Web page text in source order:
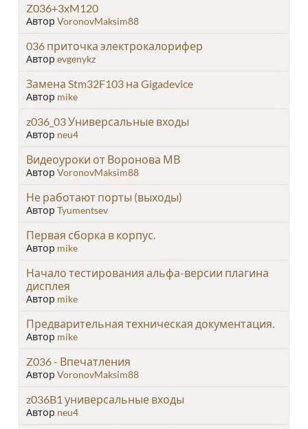
Z036+3xM120
Автор VoronovMaksim88
036 приточка электрокалорифер
Автор evgenykz
Замена Stm32F103 на Gigadevice
Автор mike
z036_03 Универсальные входы
Автор neu4
Видеоуроки от Воронова МВ
Автор VoronovMaksim88
Не работают порты (выходы)
Автор Tyumentsev
Первая сборка в корпус.
Автор mike
Начало тестирования альфа-версии плагина
дисплея
Автор mike
Предварительная техническая документация.
Автор mike
Z036 - Впечатления
Автор VoronovMaksim88
z036B1 универсальные входы
Автор neu4